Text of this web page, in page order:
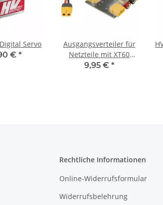
Servo
€ *
Ausgangsverteiler für
Netzteile mit XT60
Stecker
9,95 € *
Rechtliche Informationen
Online-Widerrufsformular
Widerrufsbelehrung